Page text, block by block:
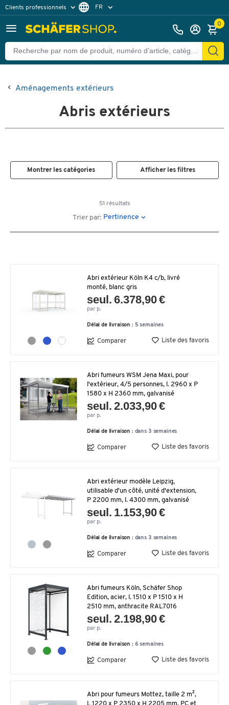
Clients professionnels
Clients particuliers
FR
0
Aménagements extérieurs
Abris extérieurs
Montrer les catégories Afficher les filtres
51 résultats
Trier par: Pertinence
Abri extérieur Köln K4 c/b, livré
monté, blanc gris
seul. 6.378,90 €
par p.
Délai de livraison : 5 semaines
Comparer Liste des favoris
Abri fumeurs WSM Jena Maxi, pour
l'extérieur, 4/5 personnes, l. 2960 x P
1580 x H 2360 mm, galvanisé
seul. 2.033,90 €
par p.
Délai de livraison : dans 3 semaines
Comparer Liste des favoris
Abri extérieur modèle Leipzig,
utilisable d'un côté, unité d'extension,
P 2200 mm, l. 4300 mm, galvanisé
seul. 1.153,90 €
par p.
Délai de livraison : dans 3 semaines
Comparer Liste des favoris
Abri fumeurs Köln, Schäfer Shop
Edition, acier, l. 1510 x P 1510 x H
2510 mm, anthracite RAL7016
seul. 2.198,90 €
par p.
Délai de livraison : 6 semaines
Comparer Liste des favoris
Abri pour fumeurs Mottez, taille 2 m²,